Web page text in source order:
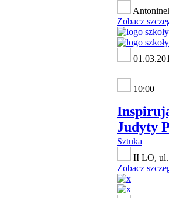
Zobacz
10:00
Judyty
Sztuka
II LO, ul.
Zobacz